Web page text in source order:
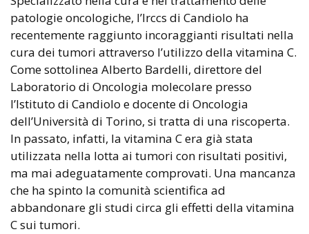
patologie oncologiche, l’Irccs di Candiolo ha
recentemente raggiunto incoraggianti risultati nella
cura dei tumori attraverso l’utilizzo della vitamina C.
Come sottolinea Alberto Bardelli, direttore del
Laboratorio di Oncologia molecolare presso
l’Istituto di Candiolo e docente di Oncologia
dell’Università di Torino, si tratta di una riscoperta.
In passato, infatti, la vitamina C era già stata
utilizzata nella lotta ai tumori con risultati positivi,
ma mai adeguatamente comprovati. Una mancanza
che ha spinto la comunità scientifica ad
abbandonare gli studi circa gli effetti della vitamina
C sui tumori.